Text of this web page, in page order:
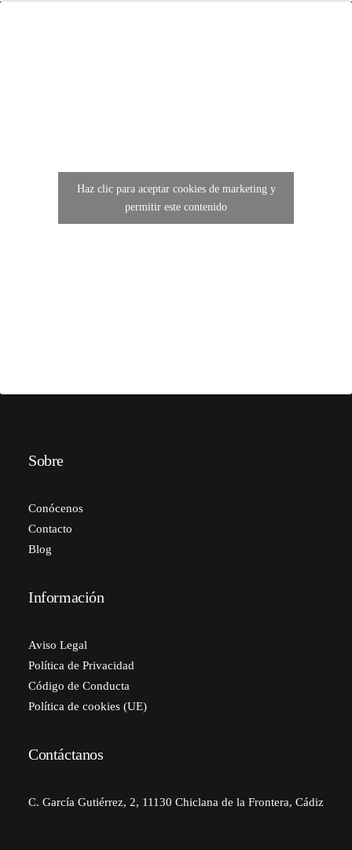
Haz clic para aceptar cookies de marketing y
permitir este contenido
Sobre
Conócenos
Contacto
Blog
Información
Aviso Legal
Política de Privacidad
Código de Conducta
Política de cookies (UE)
Contáctanos
C. García Gutiérrez, 2, 11130 Chiclana de la Frontera, Cádiz